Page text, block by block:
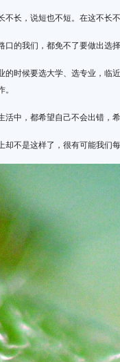
不长，说短也不短。在这不长
口的我们，都免不了要做出选择
的时候要选大学、选专业，临
活中，都希望自己不会出错，
却不是这样了，很有可能我们每